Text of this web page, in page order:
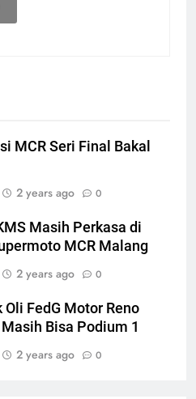
MCR Seri Final Bakal
2 years ago 0
Masih Perkasa di
MCR Malang
2 years ago 0
Oli FedG Motor Reno
Bisa Podium 1
2 years ago 0